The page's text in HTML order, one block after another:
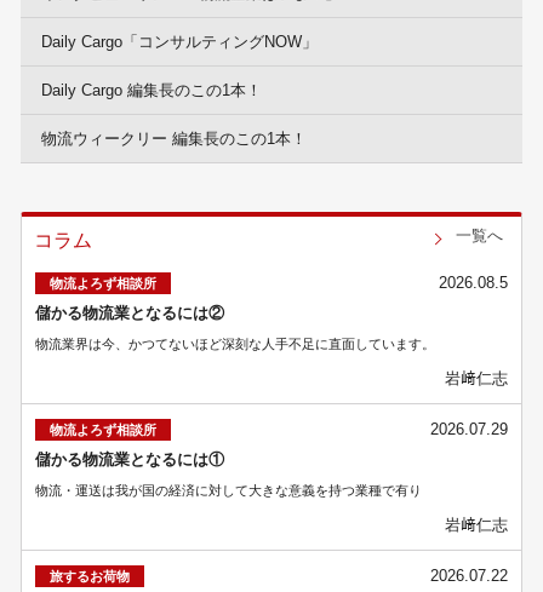
Daily Cargo「コンサルティングNOW」
Daily Cargo 編集長のこの1本！
物流ウィークリー 編集長のこの1本！
コラム
物流よろず相談所
2026.08.5
儲かる物流業となるには②
物流業界は今、かつてないほど深刻な人手不足に直面しています。
岩﨑仁志
物流よろず相談所
2026.07.29
儲かる物流業となるには①
物流・運送は我が国の経済に対して大きな意義を持つ業種で有り
岩﨑仁志
旅するお荷物
2026.07.22
一覧へ